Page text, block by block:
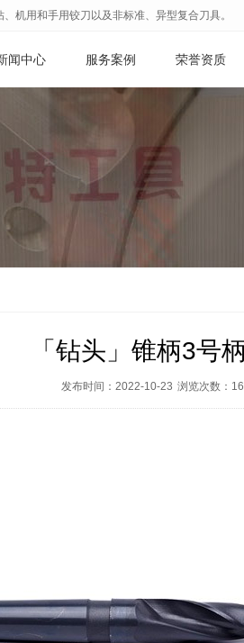
机用和手用铰刀以及非标准、异型复合刀具。
闻中心 服务案例 荣誉资质
「钻头」锥柄3号
发布时间：2022-10-23 浏览次数：